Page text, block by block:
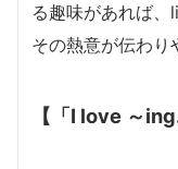
る趣味があれば
その熱意が伝わり
【「I love ～